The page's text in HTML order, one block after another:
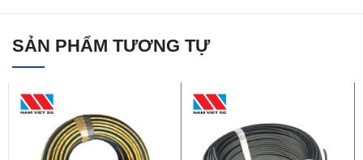
SẢN PHẨM TƯƠNG TỰ